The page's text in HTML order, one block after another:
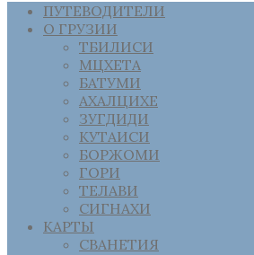
ПУТЕВОДИТЕЛИ
О ГРУЗИИ
ТБИЛИСИ
МЦХЕТА
БАТУМИ
АХАЛЦИХЕ
ЗУГДИДИ
КУТАИСИ
БОРЖОМИ
ГОРИ
ТЕЛАВИ
СИГНАХИ
КАРТЫ
СВАНЕТИЯ